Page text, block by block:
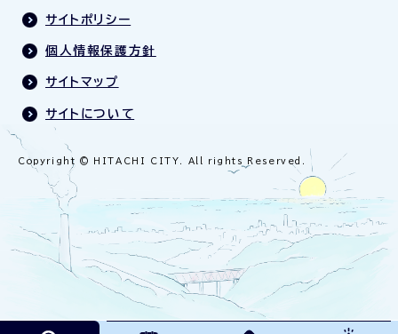
サイトポリシー
個人情報保護方針
サイトマップ
サイトについて
Copyright © HITACHI CITY. All rights Reserved.